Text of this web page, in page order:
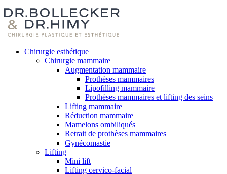
Chirurgie esthétique
Chirurgie mammaire
Augmentation mammaire
Prothèses mammaires
Lipofilling mammaire
Prothèses mammaires et lifting des seins
Lifting mammaire
Réduction mammaire
Mamelons ombiliqués
Retrait de prothèses mammaires
Gynécomastie
Lifting
Mini lift
Lifting cervico-facial